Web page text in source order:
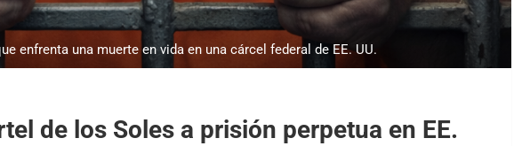
enfrenta una muerte en vida en una cárcel federal de EE. UU.
de los Soles a prisión perpetua en EE.